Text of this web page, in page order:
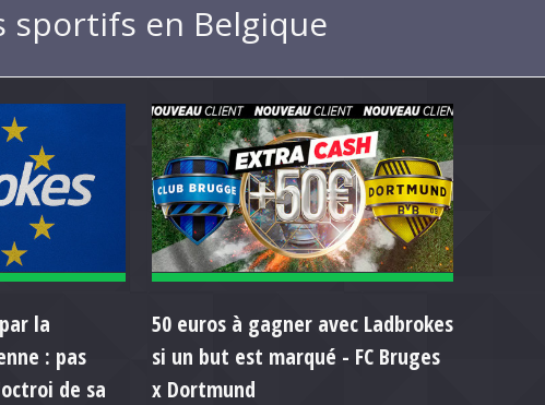
sportifs en Belgique
la
: pas
de sa
50 euros à gagner avec Ladbrokes
si un but est marqué - FC Bruges
x Dortmund